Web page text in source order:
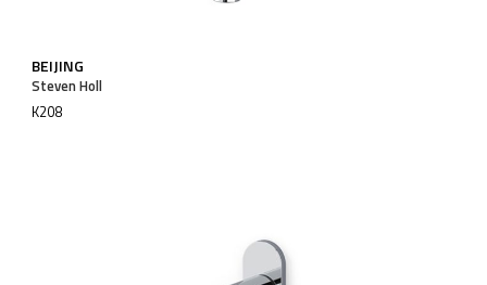
BEIJING
Steven Holl
K208